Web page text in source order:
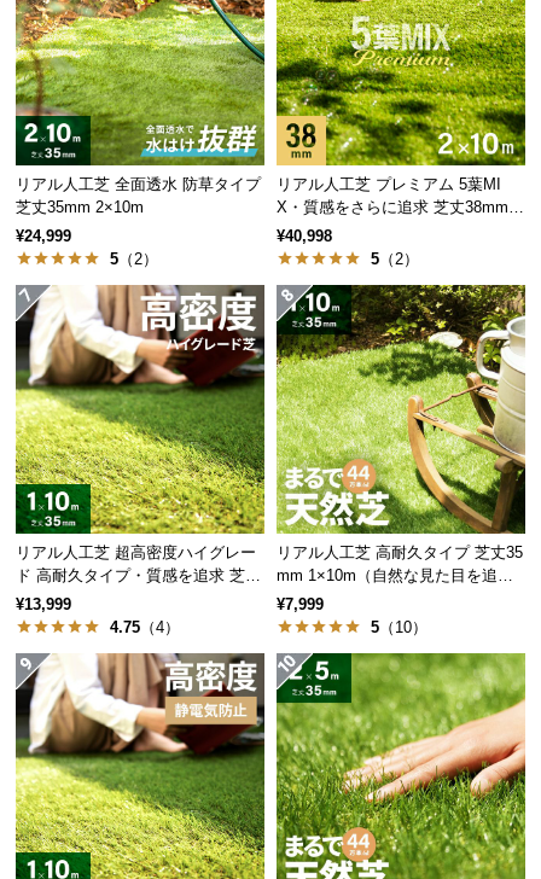
ト
お
せ
ブ
ロ
グ
企
業
情
報
o.,
リアル人工芝 全面透水 防草タイプ
芝丈35mm 2×10m
¥24,999
5 （2）
リアル人工芝 プレミアム 5葉MI
X・質感をさらに追求 芝丈38mm 2
×10m
¥40,998
5 （2）
リアル人工芝 超高密度ハイグレー
ド 高耐久タイプ・質感を追求 芝丈
35mm 1×10m
¥13,999
4.75 （4）
リアル人工芝 高耐久タイプ 芝丈35
mm 1×10m（自然な見た目を追
求・U字ピン付属）
¥7,999
5 （10）